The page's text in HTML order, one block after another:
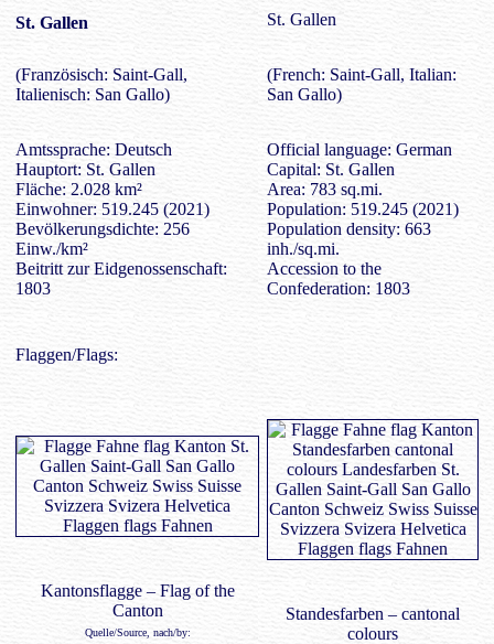
St. Gallen St. Gallen
(Französisch: Saint-Gall,
Italienisch: San Gallo)
(French: Saint-Gall, Italian:
San Gallo)
Amtssprache: Deutsch
Hauptort: St. Gallen
Fläche: 2.028 km²
Einwohner: 519.245 (2021)
Bevölkerungsdichte: 256
Einw./km²
Beitritt zur Eidgenossenschaft:
1803
Official language: German
Capital: St. Gallen
Area: 783 sq.mi.
Population: 519.245 (2021)
Population density: 663
inh./sq.mi.
Accession to the
Confederation: 1803
Flaggen/Flags:
Kantonsflagge – Flag of the
Canton
Quelle/Source, nach/by:
Standesfarben – cantonal
colours